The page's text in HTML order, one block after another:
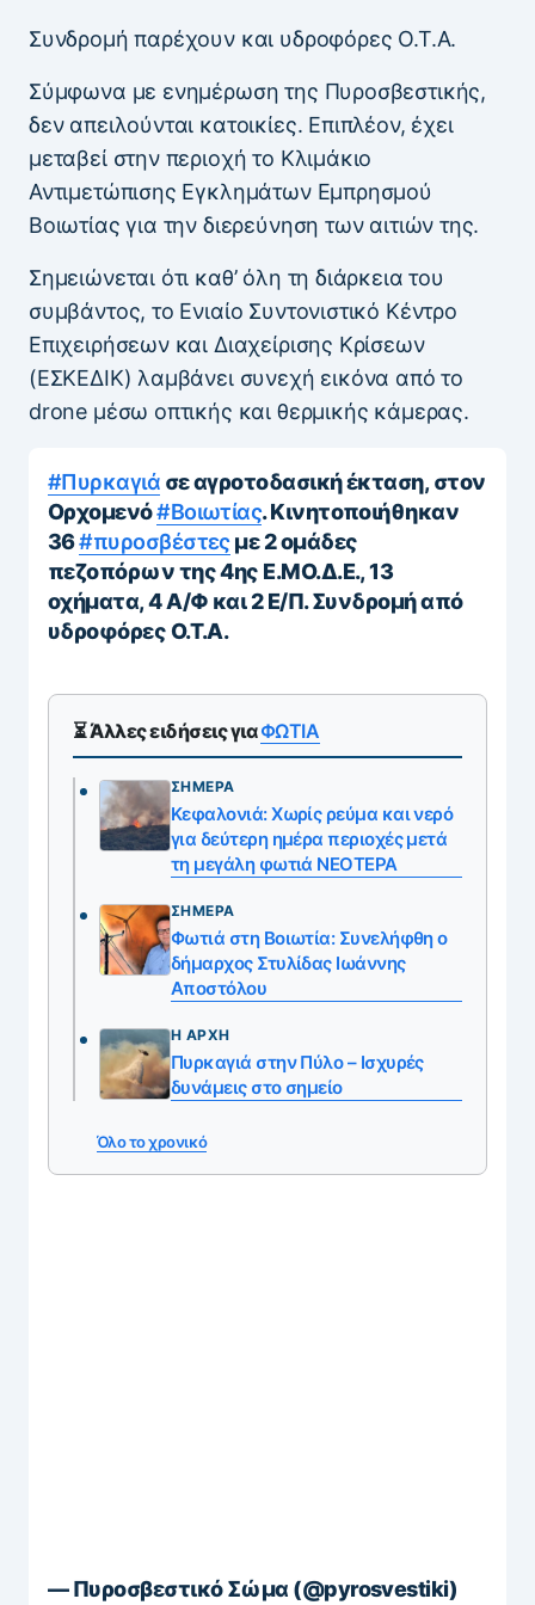
Συνδρομή παρέχουν και υδροφόρες Ο.Τ.Α.
Σύμφωνα με ενημέρωση της Πυροσβεστικής,
δεν απειλούνται κατοικίες. Επιπλέον, έχει
μεταβεί στην περιοχή το Κλιμάκιο
Αντιμετώπισης Εγκλημάτων Εμπρησμού
Βοιωτίας για την διερεύνηση των αιτιών της.
Σημειώνεται ότι καθ’ όλη τη διάρκεια του
συμβάντος, το Ενιαίο Συντονιστικό Κέντρο
Επιχειρήσεων και Διαχείρισης Κρίσεων
(ΕΣΚΕΔΙΚ) λαμβάνει συνεχή εικόνα από το
drone μέσω οπτικής και θερμικής κάμερας.
#Πυρκαγιά σε αγροτοδασική έκταση, στον
Ορχομενό#Βοιωτίας. Κινητοποιήθηκαν
36#πυροσβέστεςμε 2 ομάδες
πεζοπόρων της 4ης Ε.ΜΟ.Δ.Ε., 13
οχήματα, 4 Α/Φ και 2 Ε/Π. Συνδρομή από
υδροφόρες Ο.Τ.Α.
⏳ Άλλες ειδήσεις γιαΦΩΤΙΑ
ΣΉΜΕΡΑ
Κεφαλονιά: Χωρίς ρεύμα και νερό
για δεύτερη ημέρα περιοχές μετά
τη μεγάλη φωτιά ΝΕΟΤΕΡΑ
ΣΉΜΕΡΑ
Φωτιά στη Βοιωτία: Συνελήφθη ο
δήμαρχος Στυλίδας Ιωάννης
Αποστόλου
Η ΑΡΧΉ
Πυρκαγιά στην Πύλο – Ισχυρές
δυνάμεις στο σημείο
Όλο το χρονικό
— Πυροσβεστικό Σώμα (@pyrosvestiki)